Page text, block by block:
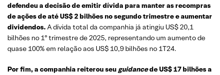
defendeu a decisão de emitir dívida para manter as recompras
de ações de até US$ 2 bilhões no segundo trimestre e aumentar
dividendos.A dívida total da companhia já atingiu US$ 20,1
bilhões no 1º trimestre de 2025, representando um aumento de
quase 100% em relação aos US$ 10,9 bilhões no 1T24.
Por fim, a companhia reiterou seu guidancede US$ 17 bilhões a